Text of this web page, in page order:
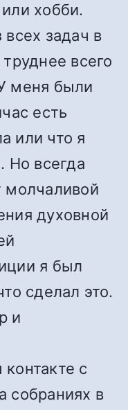
хобби.
задач в
всего
меня были
есть
или что я
Но всегда
молчаливой
духовной
я был
сделал это.
и
с
собраниях в